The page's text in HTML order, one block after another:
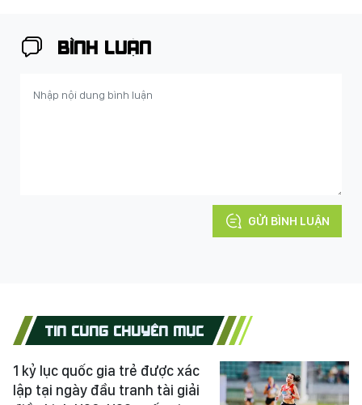
BÌNH LUẬN
GỬI BÌNH LUẬN
TIN CÙNG CHUYÊN MỤC
1 kỷ lục quốc gia trẻ được xác
lập tại ngày đầu tranh tài giải